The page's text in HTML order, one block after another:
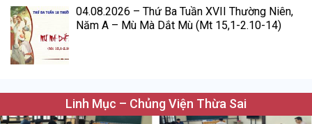
04.08.2026 – Thứ Ba Tuần XVII Thường Niên,
Năm A – Mù Mà Dắt Mù (Mt 15,1-2.10-14)
Linh Mục – Chủng Viện Thừa Sai